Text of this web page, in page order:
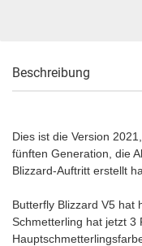
Beschreibung
Dies ist die Version
fünften Generation, die
Blizzard-Auftritt erstellt
Butterfly Blizzard V5 hat
Schmetterling hat jetzt 3